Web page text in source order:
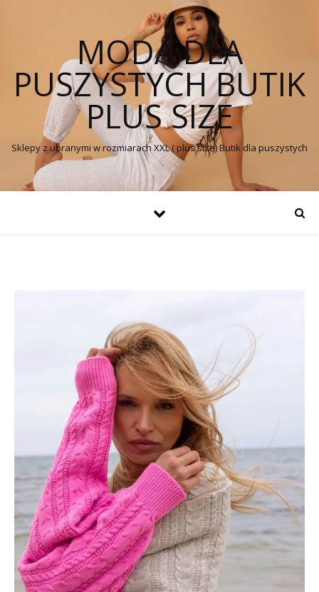
MODA DLA
PUSZYSTYCH BUTIK
PLUS SIZE
Sklepy z ubranymi w rozmiarach XXL ( plus size) Butik dla puszystych